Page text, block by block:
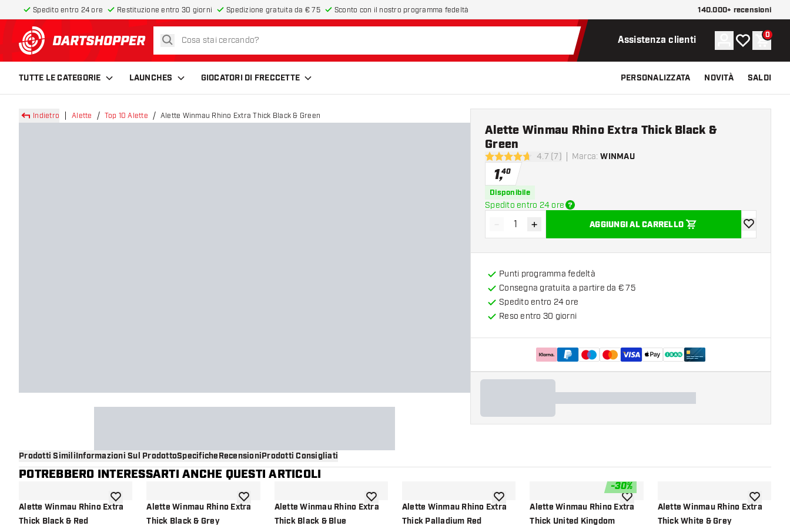
Spedito entro 24 ore Restituzione entro 30 giorni Spedizione gratuita da € 75 Sconto con il nostro programma fedeltà 140.000+ recensioni
torna alla home page
cerca Assistenza clienti Account
La mia lista
0
TUTTE LE CATEGORIE LAUNCHES GIOCATORI DI FRECCETTE PERSONALIZZATA NOVITÀ SALDI
Indietro Alette Top 10 Alette Alette Winmau Rhino Extra Thick Black & Green
4.7 stelle di valutazione
4.7 (7) Marca: WINMAU
Alette Winmau Rhino Extra Thick Black &
Green
1,40
Disponibile
Spedito entro 24 ore
Diminuisci quantità
- Aumenta quantità
+ AGGIUNGI AL CARRELLO
aggiungi
Punti programma fedeltà
Consegna gratuita a partire da € 75
Spedito entro 24 ore
Reso entro 30 giorni
Prodotti SimiliInformazioni Sul ProdottoSpecificheRecensioniProdotti Consigliati
POTREBBERO INTERESSARTI ANCHE QUESTI ARTICOLI
Alette Winmau Rhino Extra
Thick Black & Red
aggiungi alla lista dei desideri
Alette Winmau Rhino Extra
Thick Black & Grey
aggiungi alla lista dei desideri
Alette Winmau Rhino Extra
Thick Black & Blue
aggiungi alla lista dei desideri
Alette Winmau Rhino Extra
Thick Palladium Red
aggiungi alla lista dei desideri
-30%
Alette Winmau Rhino Extra
Thick United Kingdom
aggiungi alla lista dei desideri
Alette Winmau Rhino Extra
Thick White & Grey
aggiungi